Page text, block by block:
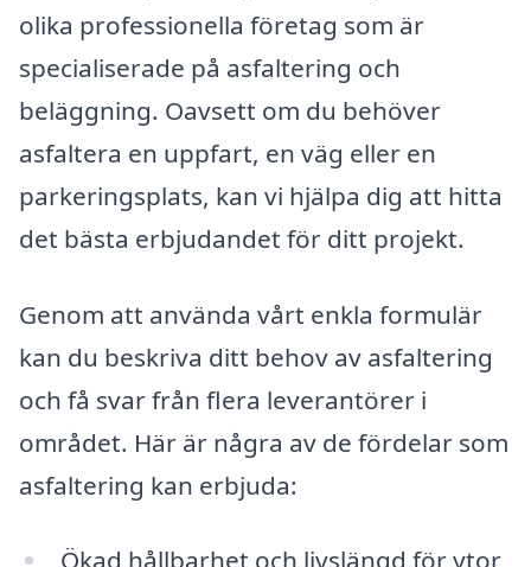
olika professionella företag som är
specialiserade på asfaltering och
beläggning. Oavsett om du behöver
asfaltera en uppfart, en väg eller en
parkeringsplats, kan vi hjälpa dig att hitta
det bästa erbjudandet för ditt projekt.
Genom att använda vårt enkla formulär
kan du beskriva ditt behov av asfaltering
och få svar från flera leverantörer i
området. Här är några av de fördelar som
asfaltering kan erbjuda:
Ökad hållbarhet och livslängd för ytor